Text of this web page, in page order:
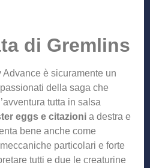
di Gremlins
è sicuramente un
della saga che
tutta in salsa
eggs e citazioni a destra e
bene anche come
particolari e forte
tutti e due le creaturine